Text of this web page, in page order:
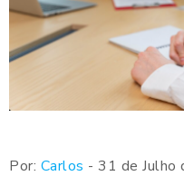
Por: Carlos - 31 de Julho